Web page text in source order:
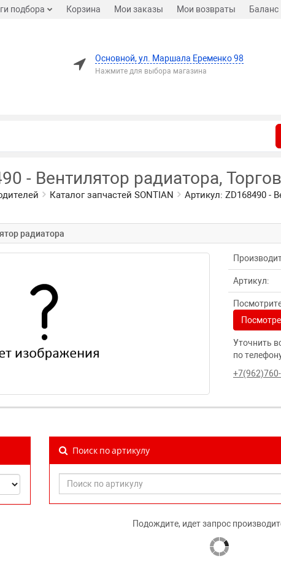
подбора Корзина Мои заказы Мои возвраты Баланс
Основной, ул. Маршала Еременко 98
Нажмите для выбора магазина
- Вентилятор радиатора,
Каталог запчастей SONTIAN Артикул: ZD168490 -
радиатора
Артикул:
Уточнить
по
Поиск по артикулу
Подождите, идет запрос